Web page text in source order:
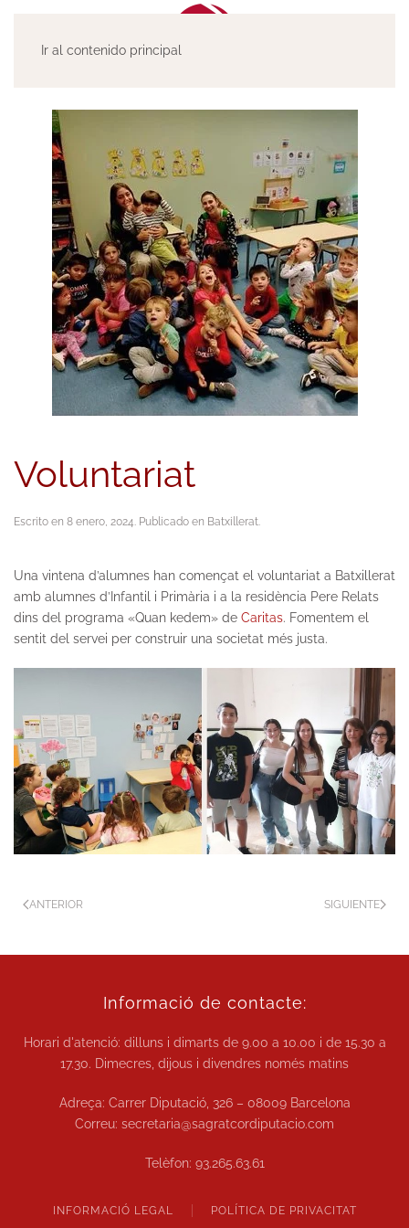
Ir al contenido principal
Voluntariat
Escrito en 8 enero, 2024. Publicado en Batxillerat.
Una vintena d’alumnes han començat el voluntariat a Batxillerat
amb alumnes d’Infantil i Primària i a la residència Pere Relats
dins del programa «Quan kedem» de Caritas. Fomentem el
sentit del servei per construir una societat més justa.
ANTERIOR SIGUIENTE
Informació de contacte:
Horari d'atenció: dilluns i dimarts de9.00 a 10.00 i de 15.30 a
17.30. Dimecres, dijous i divendres només matins
Adreça: Carrer Diputació, 326 – 08009 Barcelona
Correu: secretaria@sagratcordiputacio.com
Telèfon: 93.265.63.61
INFORMACIÓ LEGAL POLÍTICA DE PRIVACITAT